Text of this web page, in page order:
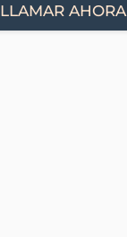
LLAMAR AHORA